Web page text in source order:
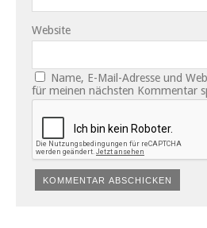
Website
Name, E-Mail-Adresse und
für meinen nächsten Kommentar